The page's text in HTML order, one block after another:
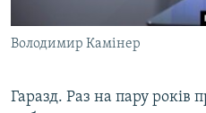
Володимир Камінер
Гаразд. Раз на пару років